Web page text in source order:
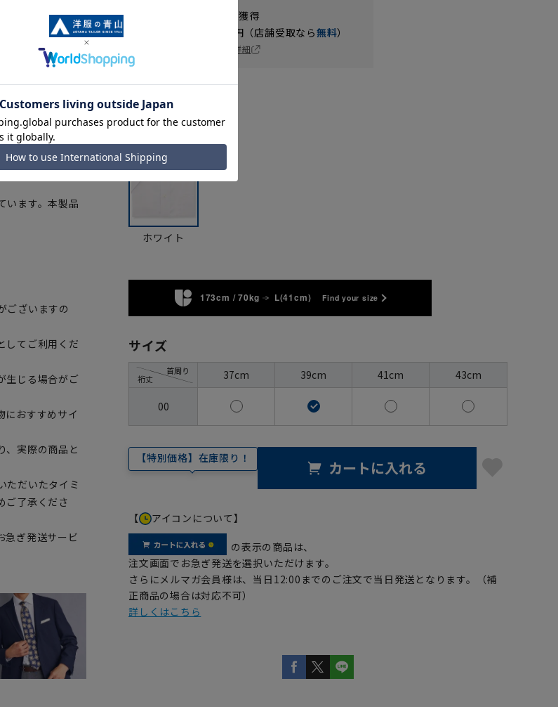
で、すべてが
います。本製品
ございますの
してご利用くだ
生じる場合がご
おすすめサイ
、実際の商品と
ただいたタイミ
ご了承くださ
急ぎ発送サービ
pt獲得
円（店舗受取なら無料）
詳細
カラー
ホワイト
173cm / 70kg L(41cm) Find your size
サイズ
裄丈
首周り 37cm 39cm 41cm 43cm
00
【特別価格】在庫限り！ カートに入れる
【 アイコンについて】
の表示の商品は、
注文画面でお急ぎ発送を選択いただけます。
さらにメルマガ会員様は、当日12:00までのご注文で当日発送となります。（補
正商品の場合は対応不可）
詳しくはこちら